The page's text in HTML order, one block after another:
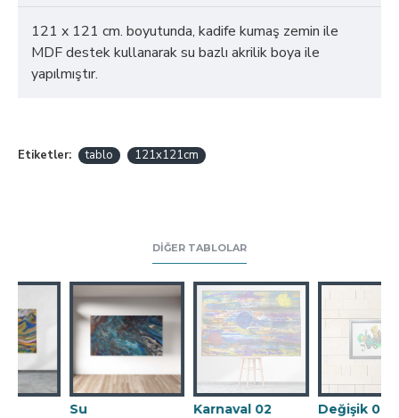
121 x 121 cm. boyutunda, kadife kumaş zemin ile
MDF destek kullanarak su bazlı akrilik boya ile
yapılmıştır.
Etiketler: tablo 121x121cm
DIĞER TABLOLAR
Karnaval 02 Değişik 09